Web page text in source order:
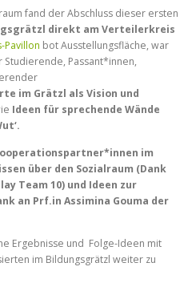
fand der Abschluss dieser ersten
direkt am Verteilerkreis
Pavillon bot Ausstellungsfläche, war
Passant*innen,
im Grätzl als Vision und
Ideen für sprechende Wände
im
über den Sozialraum (Dank
Team 10) und Ideen zur
an Prf.in Assimina Gouma der
Ergebnisse und Folge-Ideen mit
im Bildungsgrätzl weiter zu